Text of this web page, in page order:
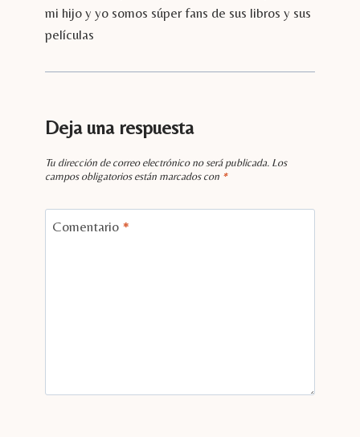
mi hijo y yo somos súper fans de sus libros y sus
películas
Deja una respuesta
Tu dirección de correo electrónico no será publicada. Los
campos obligatorios están marcados con *
Comentario *